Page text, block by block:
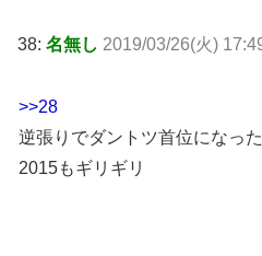
38: 名無し 2019/03/26(火)
>>28
逆張りでダントツ首位になっ
2015もギリギリ